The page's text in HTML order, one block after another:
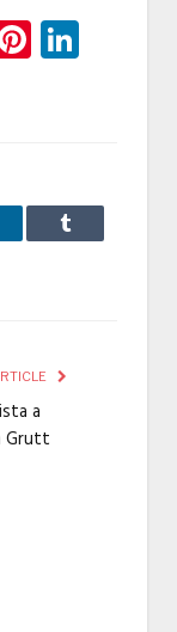
Tumblr
a
Grutt